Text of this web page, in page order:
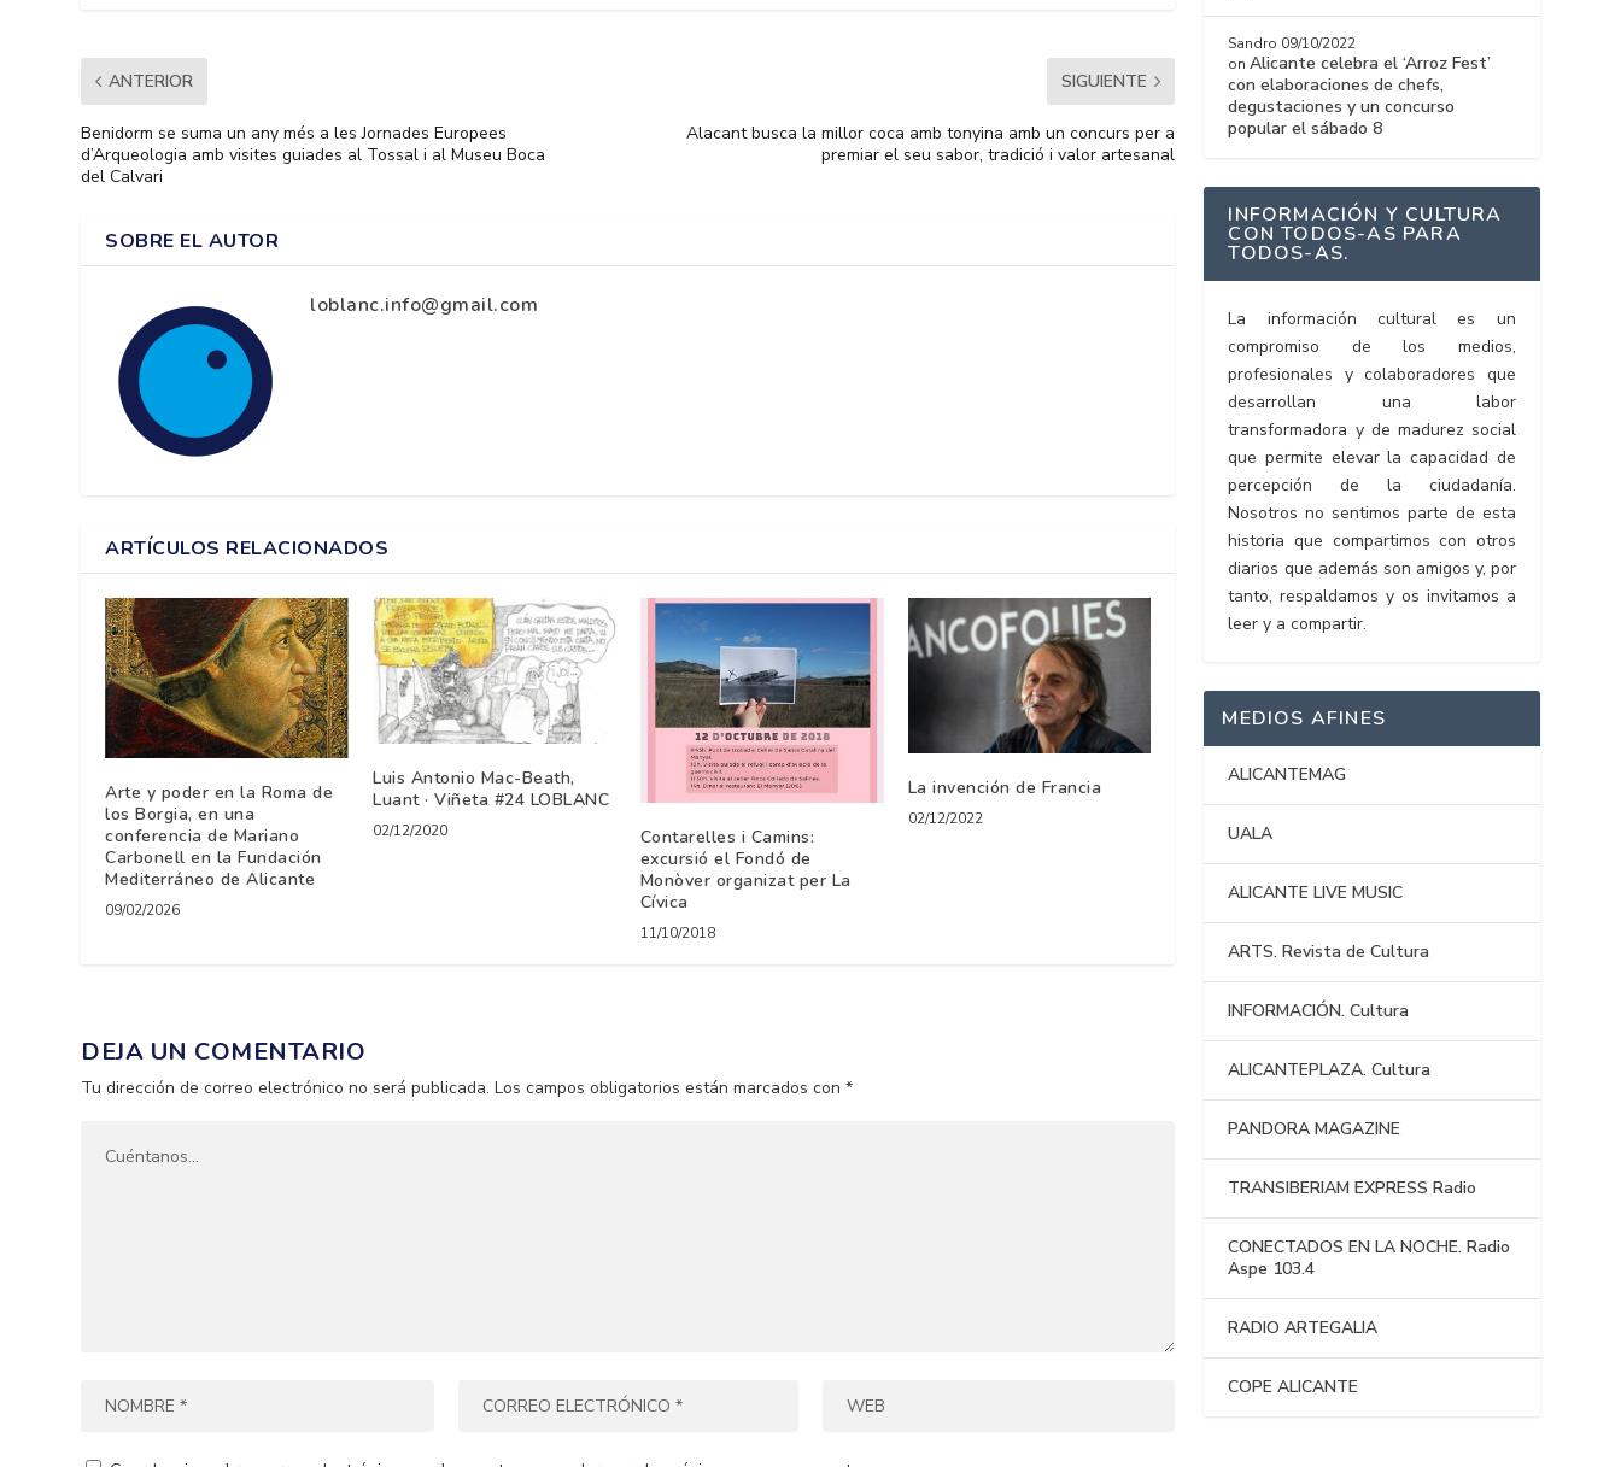
ANTERIOR
Benidorm se suma un any més a les Jornades Europees
d’Arqueologia amb visites guiades al Tossal i al Museu Boca
del Calvari
SIGUIENTE
Alacant busca la millor coca amb tonyina amb un concurs per a
premiar el seu sabor, tradició i valor artesanal
SOBRE EL AUTOR
loblanc.info@gmail.com
ARTÍCULOS RELACIONADOS
Arte y poder en la Roma de
los Borgia, en una
conferencia de Mariano
Carbonell en la Fundación
Mediterráneo de Alicante
09/02/2026
Luis Antonio Mac-Beath,
Luant · Viñeta #24 LOBLANC
02/12/2020
Contarelles i Camins:
excursió el Fondó de
Monòver organizat per La
Cívica
11/10/2018
La invención de Francia
02/12/2022
DEJA UN COMENTARIO
Tu dirección de correo electrónico no será publicada. Los campos obligatorios están marcados con*
Sandro 09/10/2022
onAlicante celebra el ‘Arroz Fest’
con elaboraciones de chefs,
degustaciones y un concurso
popular el sábado 8
INFORMACIÓN Y CULTURA
CON TODOS-AS PARA
TODOS-AS.
La información cultural es un
compromiso de los medios,
profesionales y colaboradores que
desarrollan una labor
transformadora y de madurez social
que permite elevar la capacidad de
percepción de la ciudadanía.
Nosotros no sentimos parte de esta
historia que compartimos con otros
diarios que además son amigos y, por
tanto, respaldamos y os invitamos a
leer y a compartir.
MEDIOS AFINES
ALICANTEMAG
UALA
ALICANTE LIVE MUSIC
ARTS. Revista de Cultura
INFORMACIÓN. Cultura
ALICANTEPLAZA. Cultura
PANDORA MAGAZINE
TRANSIBERIAM EXPRESS Radio
CONECTADOS EN LA NOCHE. Radio
Aspe 103.4
RADIO ARTEGALIA
COPE ALICANTE